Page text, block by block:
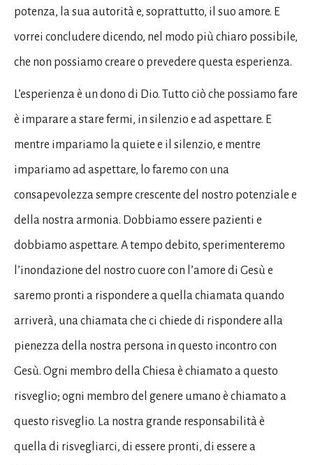
potenza, la sua autorità e, soprattutto, il suo amore. E
vorrei concludere dicendo, nel modo più chiaro possibile,
che non possiamo creare o prevedere questa esperienza.
L’esperienza è un dono di Dio. Tutto ciò che possiamo fare
è imparare a stare fermi, in silenzio e ad aspettare. E
mentre impariamo la quiete e il silenzio, e mentre
impariamo ad aspettare, lo faremo con una
consapevolezza sempre crescente del nostro potenziale e
della nostra armonia. Dobbiamo essere pazienti e
dobbiamo aspettare. A tempo debito, sperimenteremo
l’inondazione del nostro cuore con l’amore di Gesù e
saremo pronti a rispondere a quella chiamata quando
arriverà, una chiamata che ci chiede di rispondere alla
pienezza della nostra persona in questo incontro con
Gesù. Ogni membro della Chiesa è chiamato a questo
risveglio; ogni membro del genere umano è chiamato a
questo risveglio. La nostra grande responsabilità è
quella di risvegliarci, di essere pronti, di essere a